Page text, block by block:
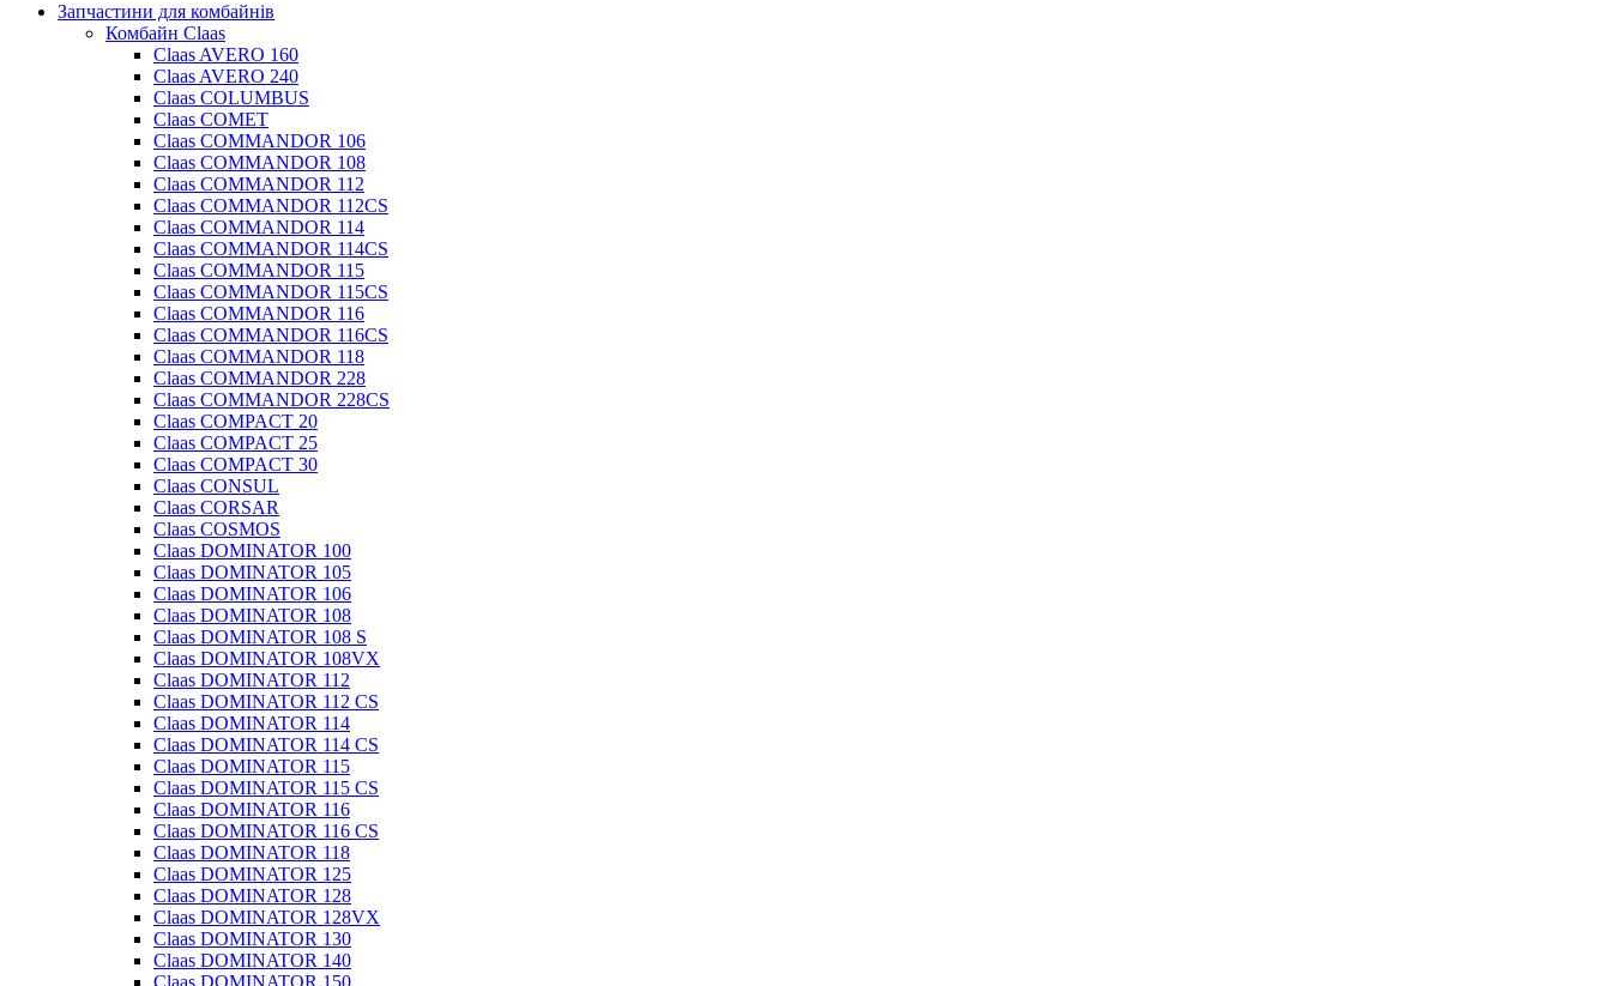
Запчастини для комбайнів
Комбайн Claas
Claas AVERO 160
Claas AVERO 240
Claas COLUMBUS
Claas COMET
Claas COMMANDOR 106
Claas COMMANDOR 108
Claas COMMANDOR 112
Claas COMMANDOR 112CS
Claas COMMANDOR 114
Claas COMMANDOR 114CS
Claas COMMANDOR 115
Claas COMMANDOR 115CS
Claas COMMANDOR 116
Claas COMMANDOR 116CS
Claas COMMANDOR 118
Claas COMMANDOR 228
Claas COMMANDOR 228CS
Claas COMPACT 20
Claas COMPACT 25
Claas COMPACT 30
Claas CONSUL
Claas CORSAR
Claas COSMOS
Claas DOMINATOR 100
Claas DOMINATOR 105
Claas DOMINATOR 106
Claas DOMINATOR 108
Claas DOMINATOR 108 S
Claas DOMINATOR 108VX
Claas DOMINATOR 112
Claas DOMINATOR 112 CS
Claas DOMINATOR 114
Claas DOMINATOR 114 CS
Claas DOMINATOR 115
Claas DOMINATOR 115 CS
Claas DOMINATOR 116
Claas DOMINATOR 116 CS
Claas DOMINATOR 118
Claas DOMINATOR 125
Claas DOMINATOR 128
Claas DOMINATOR 128VX
Claas DOMINATOR 130
Claas DOMINATOR 140
Claas DOMINATOR 150